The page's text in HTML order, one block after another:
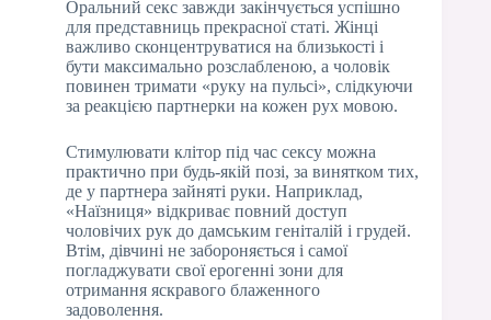
Оральний секс завжди закінчується успішно
для представниць прекрасної статі. Жінці
важливо сконцентруватися на близькості і
бути максимально розслабленою, а чоловік
повинен тримати «руку на пульсі», слідкуючи
за реакцією партнерки на кожен рух мовою.
Стимулювати клітор під час сексу можна
практично при будь-якій позі, за винятком тих,
де у партнера зайняті руки. Наприклад,
«Наїзниця» відкриває повний доступ
чоловічих рук до дамським геніталій і грудей.
Втім, дівчині не забороняється і самої
погладжувати свої ерогенні зони для
отримання яскравого блаженного
задоволення.